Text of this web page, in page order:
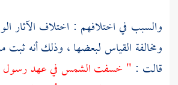
والسبب في اختلافهم : اختلاف الآثار
ومخالفة القياس لبعضها ، وذلك أنه
قالت : " خسفت الشمس في عهد رسول